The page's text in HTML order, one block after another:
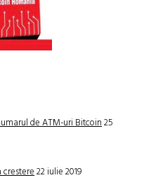
de ATM-uri Bitcoin25
22 iulie 2019